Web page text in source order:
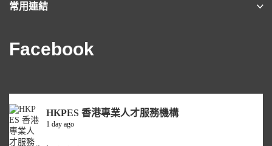
常用連結
Facebook
HKPES 香港專業人才服務機構
1 day ago